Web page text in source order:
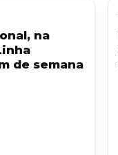
na
de semana